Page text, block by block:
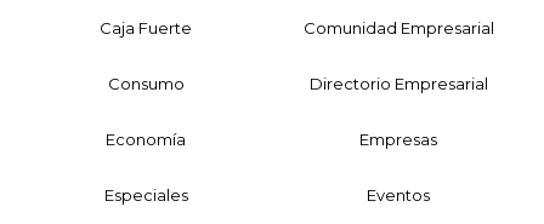
Caja Fuerte Comunidad Empresarial
Consumo Directorio Empresarial
Economía Empresas
Especiales Eventos